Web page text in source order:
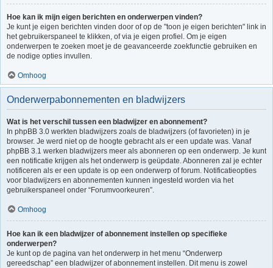
Hoe kan ik mijn eigen berichten en onderwerpen vinden?
Je kunt je eigen berichten vinden door of op de "toon je eigen berichten" link in
het gebruikerspaneel te klikken, of via je eigen profiel. Om je eigen
onderwerpen te zoeken moet je de geavanceerde zoekfunctie gebruiken en
de nodige opties invullen.
Omhoog
Onderwerpabonnementen en bladwijzers
Wat is het verschil tussen een bladwijzer en abonnement?
In phpBB 3.0 werkten bladwijzers zoals de bladwijzers (of favorieten) in je
browser. Je werd niet op de hoogte gebracht als er een update was. Vanaf
phpBB 3.1 werken bladwijzers meer als abonneren op een onderwerp. Je kunt
een notificatie krijgen als het onderwerp is geüpdate. Abonneren zal je echter
notificeren als er een update is op een onderwerp of forum. Notificatieopties
voor bladwijzers en abonnementen kunnen ingesteld worden via het
gebruikerspaneel onder “Forumvoorkeuren”.
Omhoog
Hoe kan ik een bladwijzer of abonnement instellen op specifieke
onderwerpen?
Je kunt op de pagina van het onderwerp in het menu “Onderwerp
gereedschap” een bladwijzer of abonnement instellen. Dit menu is zowel